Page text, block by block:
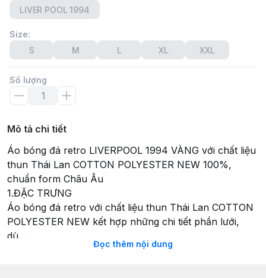
LIVER POOL 1994
Size:
S
M L XL XXL
Số lượng
Mô tả chi tiết
Áo bóng đá retro LIVERPOOL 1994 VÀNG với chất liệu
thun Thái Lan COTTON POLYESTER NEW 100%,
chuẩn form Châu Âu
1.ĐẶC TRƯNG
Áo bóng đá retro với chất liệu thun Thái Lan COTTON
POLYESTER NEW kết hợp những chi tiết phần lưới,
dù,...
Với chi tiết áo bóng đá có cổ được in sắc sảo, cùng
Đọc thêm nội dung